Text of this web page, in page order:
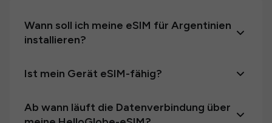
Wann soll ich meine eSIM für Argentinien
installieren?
Ist mein Gerät eSIM-fähig?
Ab wann läuft die Datenverbindung über